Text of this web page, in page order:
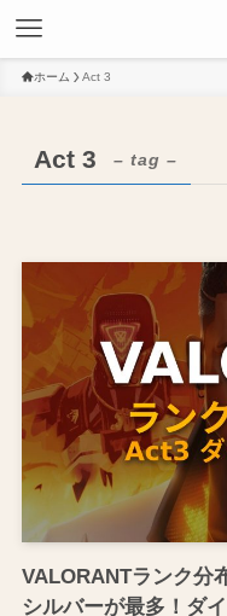
ホーム Act 3
Act 3 – tag –
VALORANTランク分
シルバーが最多！ダ